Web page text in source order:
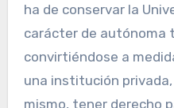
ha de conservar la
carácter de autónoma
convirtiéndose a
una institución
mismo, tener derecho